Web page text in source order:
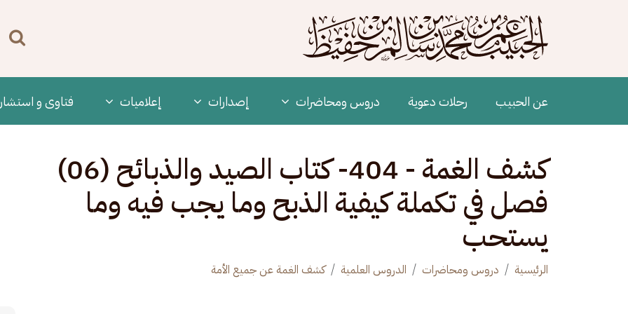
Main navigation
عن الحبيب رحلات دعوية دروس ومحاضرات ‫إصدارات إعلاميات فتاوى و
كشف الغمة - 404- كتاب الصيد والذبائح (06)
فصل في تكملة كيفية الذبح وما يجب فيه وما
يستحب
الرئيسية دروس ومحاضرات الدروس العلمية كشف الغمة عن جميع الأمة